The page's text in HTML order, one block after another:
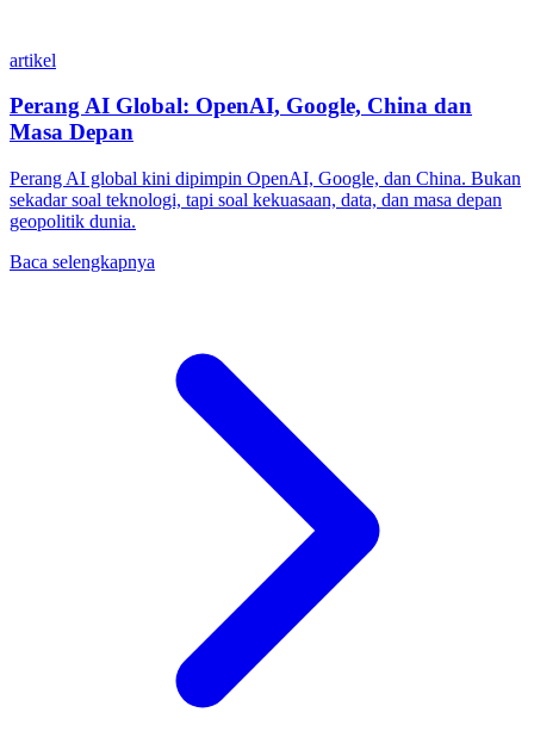
artikel
Perang AI Global: OpenAI, Google, China dan
Masa Depan
Perang AI global kini dipimpin OpenAI, Google, dan China. Bukan
sekadar soal teknologi, tapi soal kekuasaan, data, dan masa depan
geopolitik dunia.
Baca selengkapnya